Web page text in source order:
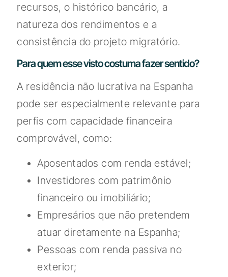
recursos, o histórico bancário, a
natureza dos rendimentos e a
consistência do projeto migratório.
Para quem esse visto costuma fazer sentido?
A residência não lucrativa na Espanha
pode ser especialmente relevante para
perfis com capacidade financeira
comprovável, como:
Aposentados com renda estável;
Investidores com patrimônio
financeiro ou imobiliário;
Empresários que não pretendem
atuar diretamente na Espanha;
Pessoas com renda passiva no
exterior;